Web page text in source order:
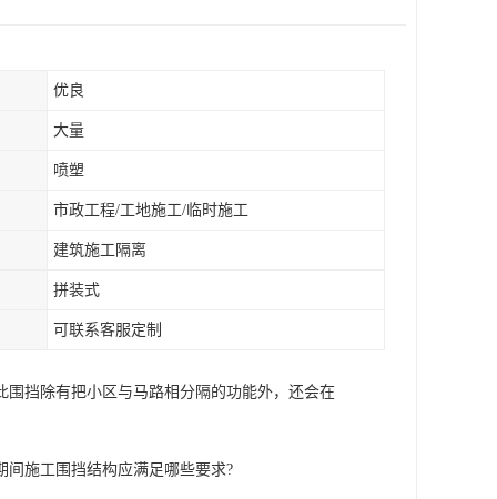
优良
大量
喷塑
市政工程/工地施工/临时施工
建筑施工隔离
拼装式
可联系客服定制
挡除有把小区与马路相分隔的功能外，还会在
施工围挡结构应满足哪些要求?